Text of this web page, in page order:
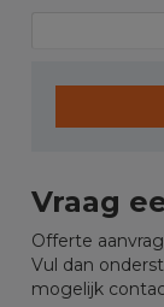
Vraag
Offerte
Vul dan
mogelijk